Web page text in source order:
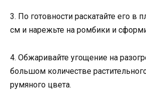
3. По готовности раскатайте его в
см и нарежьте на ромбики и
4. Обжаривайте угощение на
большом количестве
румяного цвета.